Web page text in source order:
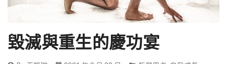
毀滅與重生的慶功宴